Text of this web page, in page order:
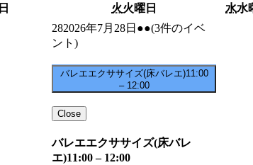
火火曜日 水水
282026年7月28日 ●●(3件のイベ
ント)
バレエエクササイズ(床バレエ)11:00
– 12:00
Close
バレエエクササイズ(床バレ
エ)11:00 – 12:00